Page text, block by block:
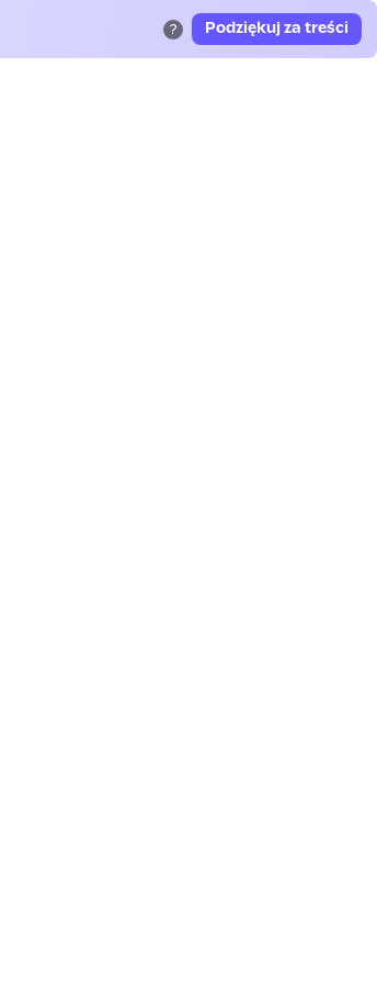
? Podziękuj za treści